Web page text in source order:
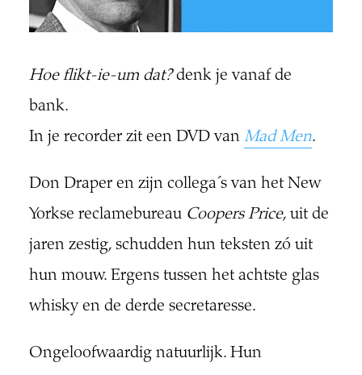
Hoe flikt-ie-um dat?denk je vanaf de
bank.
In je recorder zit een DVD van Mad Men.
Don Draper en zijn collega´s van het New
Yorkse reclamebureau Coopers Price, uit de
jaren zestig, schudden hun teksten zó uit
hun mouw. Ergens tussen het achtste glas
whisky en de derde secretaresse.
Ongeloofwaardig natuurlijk. Hun